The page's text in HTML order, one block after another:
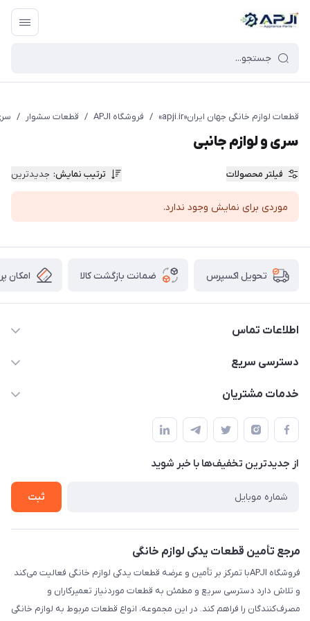
قطعات یدکی و جانبی لوازم خانگی جهان ایران
قطعات لوازم خانگی جهان ایران«apji.ir» / فروشگاه APJI / قطعات سشوار /
سری و لوازم جانبی
فیلتر محصولات ترتیب نمایش: جدیدترین
موردی برای نمایش وجود ندارد.
تحویل اکسپرس ضمانت بازگشت کالا امکان
اطلاعات تماس
09106753413
دسترسی سریع
حساب کاربری
لیست محصولات
درباره ما
خدمات مشتریان
قوانین و مقررات
حریم خصوصی
راهنما
از جدید‌ترین تخفیف‌ها با‌ خبر شوید
ثبت
مرجع تأمین قطعات یدکی لوازم خانگی
فروشگاه APJIبا تمرکز بر تأمین و عرضه قطعات یدکی لوازم خانگی فعالیت می‌کند
و تلاش دارد دسترسی سریع و مطمئن به قطعات موردنیاز تعمیرکاران و
مصرف‌کنندگان را فراهم کند. در این مجموعه، انواع قطعات مربوط به لوازم خانگی